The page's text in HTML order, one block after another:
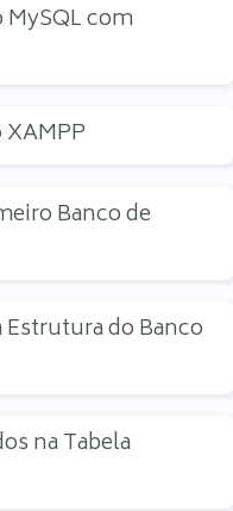
com
Banco de
do Banco
na Tabela